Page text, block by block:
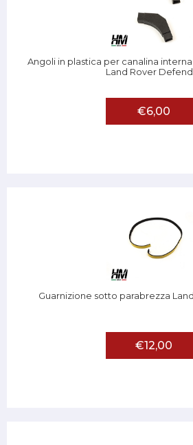
Angoli in plastica per canalina
Land Rover
€6,00
Guarnizione sotto parabrezza
€12,00